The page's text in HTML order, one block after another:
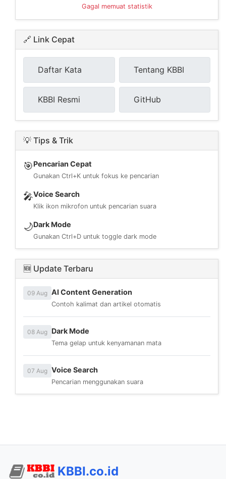
Gagal memuat statistik
🔗 Link Cepat
Daftar Kata Tentang KBBI
KBBI Resmi GitHub
💡 Tips & Trik
🎯Pencarian Cepat
Gunakan Ctrl+K untuk fokus ke pencarian
🎤Voice Search
Klik ikon mikrofon untuk pencarian suara
🌙Dark Mode
Gunakan Ctrl+D untuk toggle dark mode
🆕 Update Terbaru
09 Aug AI Content Generation
Contoh kalimat dan artikel otomatis
08 Aug Dark Mode
Tema gelap untuk kenyamanan mata
07 Aug Voice Search
Pencarian menggunakan suara
KBBI.co.id